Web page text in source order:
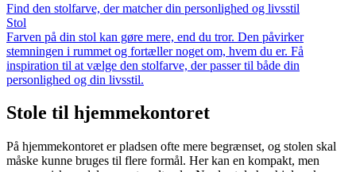
Find den stolfarve, der matcher din personlighed og livsstil
Stol
Farven på din stol kan gøre mere, end du tror. Den påvirker
stemningen i rummet og fortæller noget om, hvem du er. Få
inspiration til at vælge den stolfarve, der passer til både din
personlighed og din livsstil.
Stole til hjemmekontoret
På hjemmekontoret er pladsen ofte mere begrænset, og stolen skal
måske kunne bruges til flere formål. Her kan en kompakt, men